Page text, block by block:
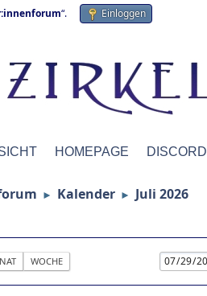
“. Einloggen
HOMEPAGE DISCORD
► Kalender ► Juli 2026
WOCHE